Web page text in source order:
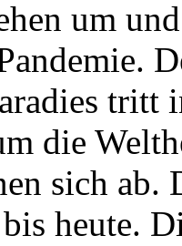
um
tritt
die
sich
heute.